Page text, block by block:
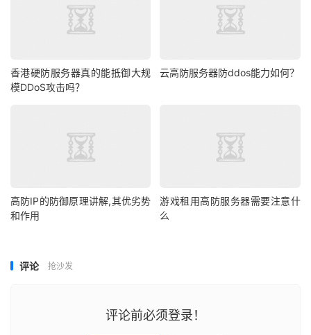
IPv4，有美国洛杉矶数据中心可供选择
Intel Core i9 9900K
128 GB D
2TB NVMe + 2
Dual Xeon Silver 4108
x2TB HD
nVidia A10 GPU，12 x 3.
香港硬防服务器真的能抵御大规
模DDoS攻击吗？
云高防服务器防ddos能力如何？
高防IP的防御原理讲解,其优劣势
和作用
游戏租用高防服务器需要注意什
么
评论 抢沙发
评论前必须登录！